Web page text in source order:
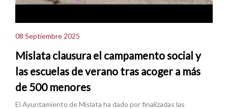
08 Septiembre 2025
Mislata clausura el campamento social y
las escuelas de verano tras acoger a más
de 500 menores
El Ayuntamiento de Mislata ha dado por finalizadas las